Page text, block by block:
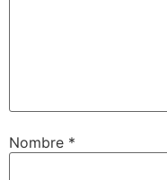
Nombre *